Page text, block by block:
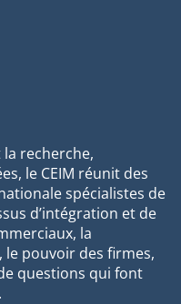
recherche,
le CEIM réunit des
spécialistes de
d’intégration et de
la
pouvoir des firmes,
questions qui font